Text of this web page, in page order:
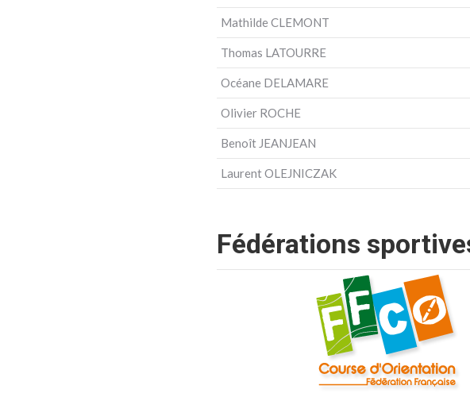
Mathilde CLEMONT
Thomas LATOURRE
Océane DELAMARE
Olivier ROCHE
Benoît JEANJEAN
Laurent OLEJNICZAK
Fédérations